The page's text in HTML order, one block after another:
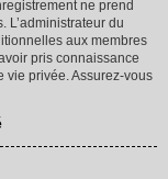
ne prend
L’administrateur du
aux membres
pris connaissance
vie privée. Assurez-vous